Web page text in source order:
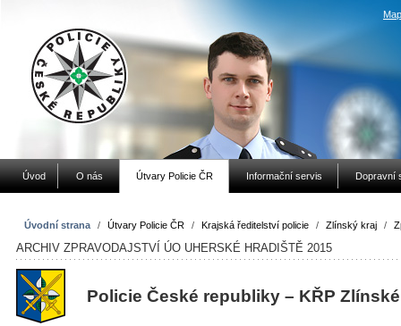
Úvod O nás Útvary Policie ČR Informační servis Dopravní
Úvodní strana / Útvary Policie ČR / Krajská ředitelství policie / Zlínský kraj /
ARCHIV ZPRAVODAJSTVÍ ÚO UHERSKÉ HRADIŠTĚ 2015
Policie České republiky – KŘP